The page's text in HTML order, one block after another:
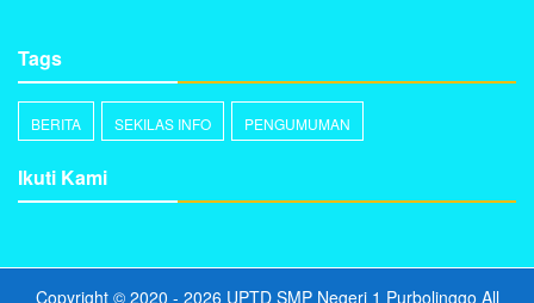
Tags
BERITA SEKILAS INFO PENGUMUMAN
Ikuti Kami
Copyright © 2020 - 2026 UPTD SMP Negeri 1 Purbolinggo All